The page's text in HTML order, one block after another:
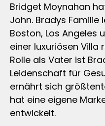
Bridget Moynahan
John. Bradys Familie
Boston, Los Angeles
einer luxuriösen Villa
Rolle als Vater ist
Leidenschaft für
ernährt sich
hat eine eigene
entwickelt.